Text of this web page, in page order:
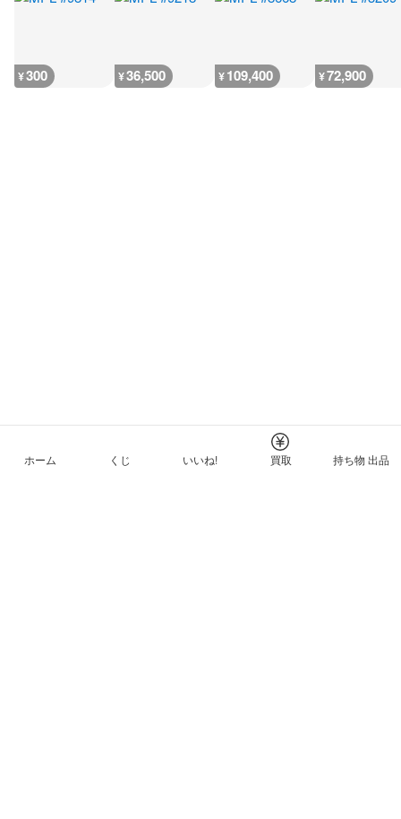
¥300 ¥36,500 ¥109,400 ¥72,900
ホーム くじ いいね! 買取 持ち物 出品